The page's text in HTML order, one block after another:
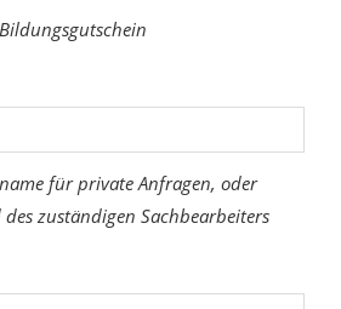
für private Anfragen, oder
zuständigen Sachbearbeiters